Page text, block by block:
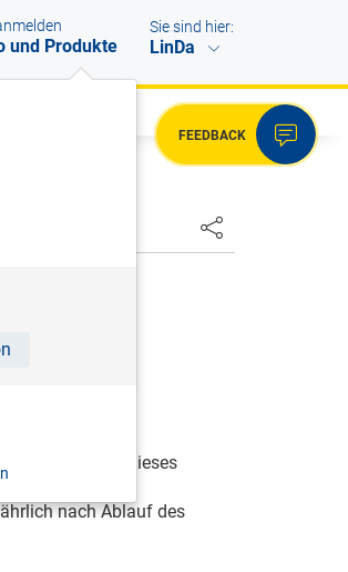
und Produkte
Sie sind hier:
LinDa
FEEDBACK
dieses
der
nach Ablauf des